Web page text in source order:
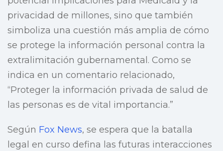
privacidad de millones, sino que también
simboliza una cuestión más amplia de cómo
se protege la información personal contra la
extralimitación gubernamental. Como se
indica en un comentario relacionado,
“Proteger la información privada de salud de
las personas es de vital importancia.”
Según Fox News, se espera que la batalla
legal en curso defina las futuras interacciones